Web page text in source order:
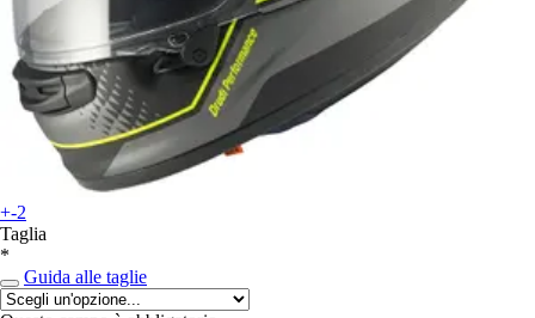
+-2
Taglia
*
Guida alle taglie